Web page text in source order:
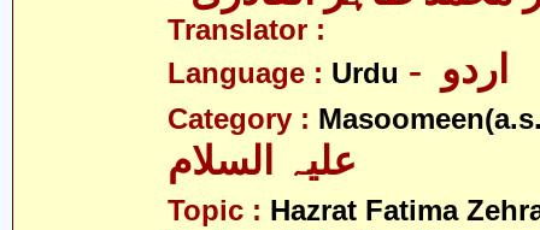
Translator :
Language : Urdu
Category :
Topic : Hazrat Fatima